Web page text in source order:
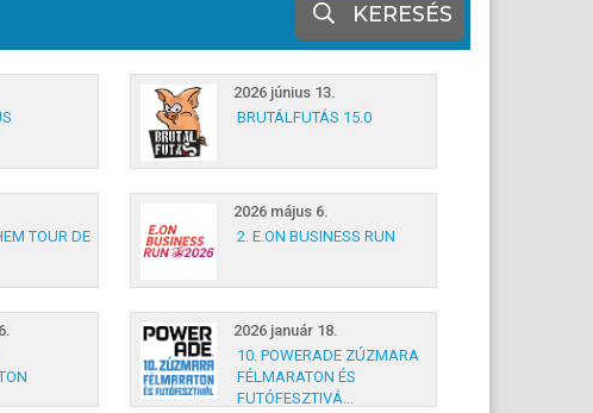
KERESÉS
2026 június 13.
BRUTÁLFUTÁS 15.0
TOUR DE
2026 május 6.
2. E.ON BUSINESS RUN
2026 január 18.
10. POWERADE ZÚZMARA
FÉLMARATON ÉS
FUTÓFESZTIVÁ...